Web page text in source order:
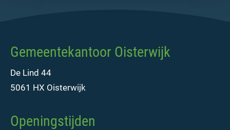
Gemeentekantoor Oisterwijk
De Lind 44
5061 HX Oisterwijk
Openingstijden